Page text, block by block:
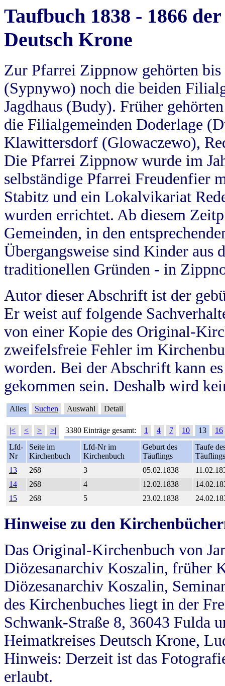
Taufbuch 1838 - 1866
Deutsch Krone
Zur Pfarrei Zippnow gehörten
(Sypnywo) noch die beiden
Jagdhaus (Budy). Früher
die Filialgemeinden Doderlage
Klawittersdorf (Glowaczewo),
Die Pfarrei Zippnow wurde im
selbständige Pfarrei Freudenfier
Stabitz und ein Lokalvikariat
wurden errichtet. Ab diesem
Gemeinden, in den
Übergangsweise sind Kinder aus
traditionellen Gründen - in
Autor dieser Abschrift ist der
Er weist auf folgende
von einer Kopie des Original-
zweifelsfreie Fehler im
worden. Bei der Abschrift kann
gekommen sein. Deshalb wird
Alles Suchen Auswahl Detail
|< < > >| 3380 Einträge gesamt: 1 4 7 10 13
16
Lfd-
Nr
Seite im
Kirchenbuch
Lfd-Nr im
Kirchenbuch
Geburt des
Täuflings
Taufe
Täuflings
13
268 3 05.02.1838
14
268 4 12.02.1838
15
268 5 23.02.1838
Hinweise zu den
Das Original-Kirchenbuch von
Diözesanarchiv Koszalin, früher
Diözesanarchiv Koszalin,
des Kirchenbuches liegt in der
Schwank-Straße 8, 36043 Fulda
Heimatkreises Deutsch Krone,
Hinweis: Derzeit ist das
erlaubt.